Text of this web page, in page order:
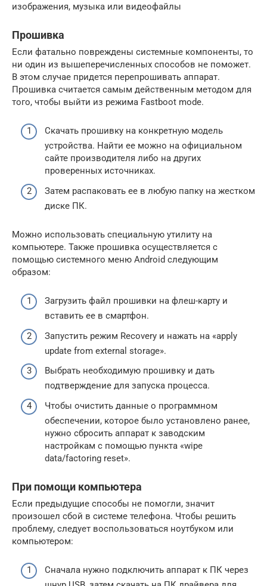
изображения, музыка или видеофайлы
Прошивка
Если фатально повреждены системные компоненты, то
ни один из вышеперечисленных способов не поможет.
В этом случае придется перепрошивать аппарат.
Прошивка считается самым действенным методом для
того, чтобы выйти из режима Fastboot mode.
Скачать прошивку на конкретную модель
устройства. Найти ее можно на официальном
сайте производителя либо на других
проверенных источниках.
Затем распаковать ее в любую папку на жестком
диске ПК.
Можно использовать специальную утилиту на
компьютере. Также прошивка осуществляется с
помощью системного меню Android следующим
образом:
Загрузить файл прошивки на флеш-карту и
вставить ее в смартфон.
Запустить режим Recovery и нажать на «apply
update from external storage».
Выбрать необходимую прошивку и дать
подтверждение для запуска процесса.
Чтобы очистить данные о программном
обеспечении, которое было установлено ранее,
нужно сбросить аппарат к заводским
настройкам с помощью пункта «wipe
data/factoring reset».
При помощи компьютера
Если предыдущие способы не помогли, значит
произошел сбой в системе телефона. Чтобы решить
проблему, следует воспользоваться ноутбуком или
компьютером:
Сначала нужно подключить аппарат к ПК через